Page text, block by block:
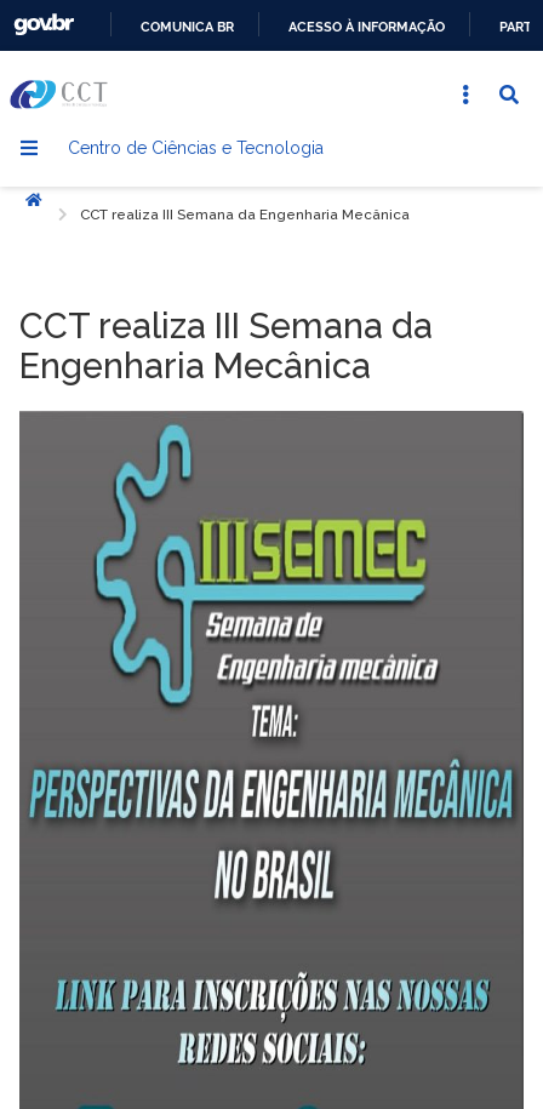
CONTEÚDO
COMUNICA BR ACESSO À INFORMAÇÃO
Centro de Ciências e Tecnologia
Início
CCT realiza III Semana da Engenharia Mecânica
CCT realiza III Semana da
Engenharia Mecânica